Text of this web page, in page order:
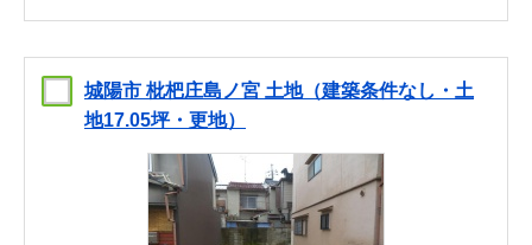
城陽市 枇杷庄島ノ宮 土地（建築条件なし・土
地17.05坪・更地）